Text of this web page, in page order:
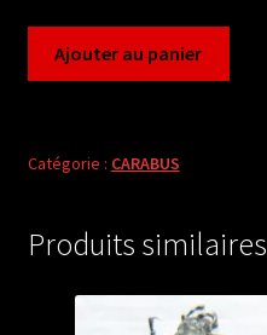
nemoralis
pairs
Ajouter au panier
Catégorie : CARABUS
Produits similaires